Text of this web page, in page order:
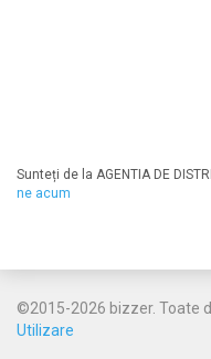
Sunteți de la AGENTIA DE
ne acum
©2015-2026 bizzer. Toate
Utilizare